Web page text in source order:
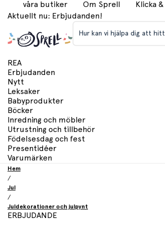
våra butiker Om Sprell Klicka
Aktuellt nu: Erbjudanden!
Hur kan vi hjälpa dig att
REA
Erbjudanden
Nytt
Leksaker
Babyprodukter
Böcker
Inredning och möbler
Utrustning och tillbehör
Födelsesdag och fest
Presentidéer
Varumärken
Hem
/
Jul
/
Juldekorationer och julpynt
ERBJUDANDE